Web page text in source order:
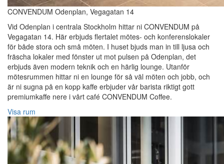
CONVENDUM Odenplan, Vegagatan 14
Vid Odenplan i centrala Stockholm hittar ni CONVENDUM på
Vegagatan 14. Här erbjuds flertalet mötes- och konferenslokaler
för både stora och små möten. I huset bjuds man in till ljusa och
fräscha lokaler med fönster ut mot pulsen på Odenplan, det
erbjuds även modern teknik och en härlig lounge. Utanför
mötesrummen hittar ni en lounge för så väl möten och jobb, och
är ni sugna på en kopp kaffe erbjuder vår barista riktigt gott
premiumkaffe nere i vårt café CONVENDUM Coffee.
Visa rum